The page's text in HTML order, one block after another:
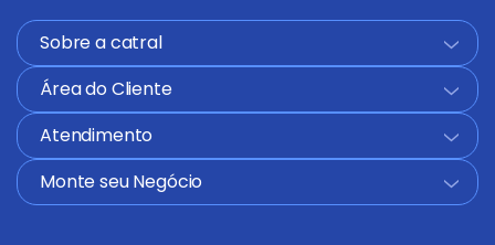
Sobre a catral
+
Área do Cliente
+
Atendimento
+
Monte seu Negócio
+